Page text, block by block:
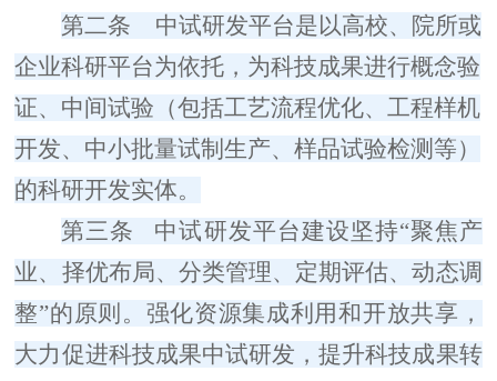
第二条
中试研发平台是以高校、院所或
企业科研平台为依托，为科技成果进行概念验
证、 中间试验（包括工艺流程优化、工程样机
开发、中小批量试制生产、样品试验检测 等）
的科研开发实体。
第三条
中试研发平台建设坚持“聚焦产
业、择优布局、分类管理、定期评估、动态调
整”的原则。强化资源集成利用和开放共享，
大力促进科技成果中试研发，提升科技成果转